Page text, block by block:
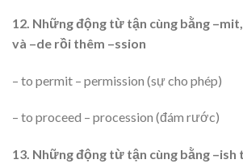
12. Những động từ tận cùng bằng –mit,
và –de rồi thêm –ssion
– to permit – permission (sự cho phép)
– to proceed – procession (đám rước)
13. Những động từ tận cùng bằng –ish